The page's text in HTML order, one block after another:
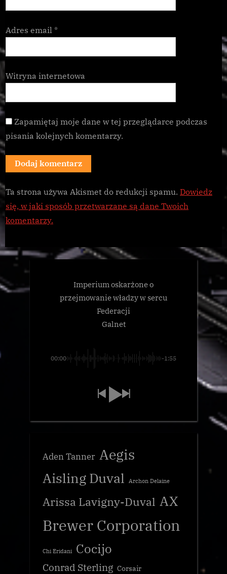
Adres email *
Witryna internetowa
Zapamiętaj moje dane w tej przeglądarce podczas
pisania kolejnych komentarzy.
Ta strona używa Akismet do redukcji spamu. Dowiedz
się, w jaki sposób przetwarzane są dane Twoich
komentarzy.
Imperium oskarżone o
przejmowanie władzy w sercu
Federacji
Galnet
00:00 -1:55
Aden Tanner Aegis
Aisling Duval Archon Delaine
Arissa Lavigny-Duval AX
Brewer Corporation
Chi Eridani Cocijo
Conrad Sterling Corsair